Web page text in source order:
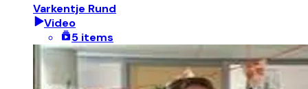
Varkentje Rund
Video
5 items